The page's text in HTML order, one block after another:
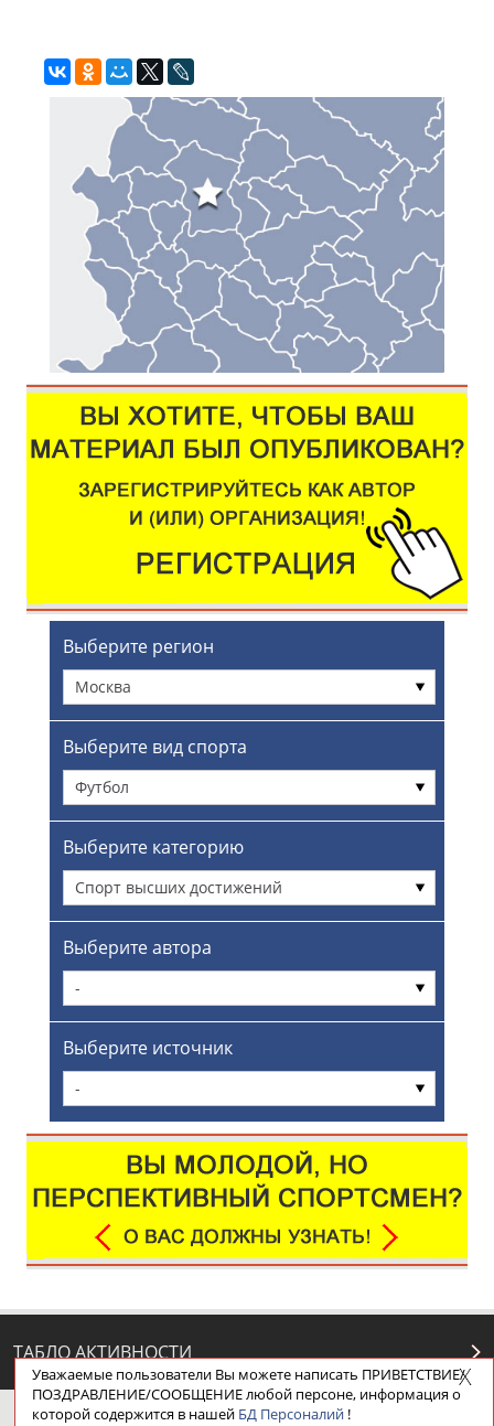
Выберите регион
Москва
Выберите вид спорта
Футбол
Выберите категорию
Спорт высших достижений
Выберите автора
-
Выберите источник
-
ТАБЛО АКТИВНОСТИ
Уважаемые пользователи Вы можете написать ПРИВЕТСТВИЕ/
ПОЗДРАВЛЕНИЕ/СООБЩЕНИЕ любой персоне, информация о
которой содержится в нашей БД Персоналий!